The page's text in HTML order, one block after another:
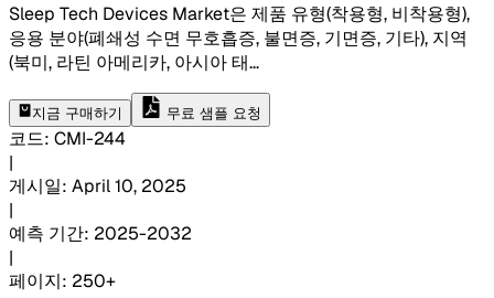
Sleep Tech Devices Market은 제품 유형(착용형, 비착용형),
응용 분야(폐쇄성 수면 무호흡증, 불면증, 기면증, 기타), 지역
(북미, 라틴 아메리카, 아시아 태...
지금 구매하기 무료 샘플 요청
코드: CMI-244
|
게시일: April 10, 2025
|
예측 기간: 2025-2032
|
페이지: 250+